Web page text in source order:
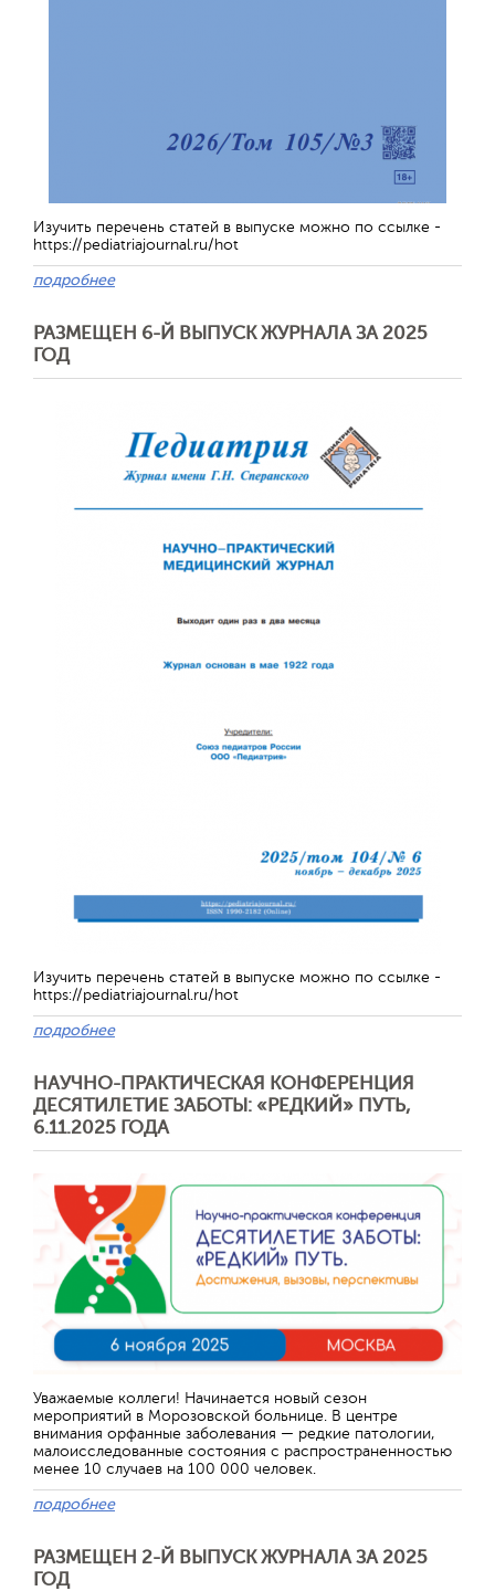
Изучить перечень статей в выпуске можно по ссылке -
https://pediatriajournal.ru/hot
подробнее
РАЗМЕЩЕН 6-Й ВЫПУСК ЖУРНАЛА ЗА 2025
ГОД
Изучить перечень статей в выпуске можно по ссылке -
https://pediatriajournal.ru/hot
подробнее
НАУЧНО-ПРАКТИЧЕСКАЯ КОНФЕРЕНЦИЯ
ДЕСЯТИЛЕТИЕ ЗАБОТЫ: «РЕДКИЙ» ПУТЬ,
6.11.2025 ГОДА
Уважаемые коллеги! Начинается новый сезон
мероприятий в Морозовской больнице. В центре
внимания орфанные заболевания — редкие патологии,
малоисследованные состояния с распространенностью
менее 10 случаев на 100 000 человек.
подробнее
РАЗМЕЩЕН 2-Й ВЫПУСК ЖУРНАЛА ЗА 2025
ГОД
Обратная